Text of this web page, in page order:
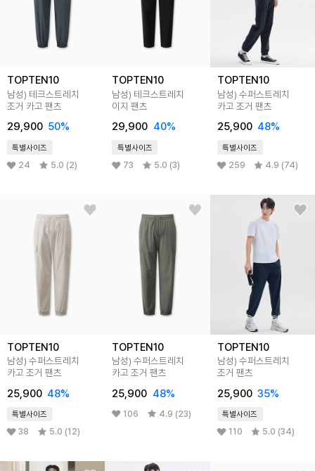
TOPTEN10
남성) 테크스트레치
조거 카고 팬츠
29,900 50%
특별사이즈
24 5.0 (2)
TOPTEN10
남성) 테크스트레치
이지 팬츠
29,900 40%
특별사이즈
73 5.0 (3)
TOPTEN10
남성) 수퍼스트레치
카고 조거 팬츠
25,900 48%
특별사이즈
259 4.9 (74)
TOPTEN10
남성) 수퍼스트레치
카고 조거 팬츠
25,900 48%
특별사이즈
38 5.0 (12)
TOPTEN10
남성) 수퍼스트레치
카고 조거 팬츠
25,900 48%
106 4.9 (23)
TOPTEN10
남성) 수퍼스트레치
조거 팬츠
25,900 35%
특별사이즈
110 5.0 (34)